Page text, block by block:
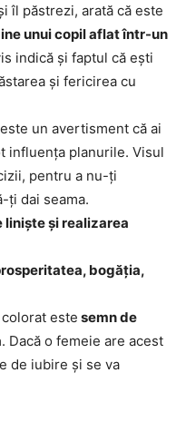
îl păstrezi, arată că este
unui copil aflat într-un
indică și faptul că ești
și fericirea cu
un avertisment că ai
influența planurile. Visul
pentru a nu-ți
ți dai seama.
liniște și realizarea
bogăția,
este semn de
. Dacă o femeie are acest
de iubire și se va